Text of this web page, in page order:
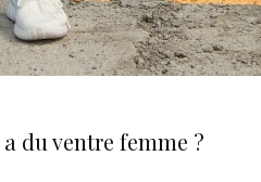
du ventre femme ?